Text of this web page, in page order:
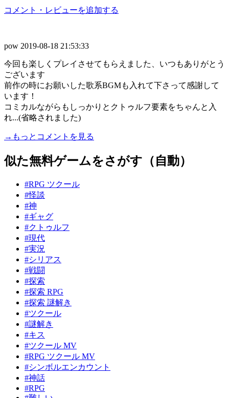
コメント・レビューを追加する
pow 2019-08-18 21:53:33
今回も楽しくプレイさせてもらえました、いつもありがとう
ございます
前作の時にお願いした歌系BGMも入れて下さって感謝して
います！
コミカルながらもしっかりとクトゥルフ要素をちゃんと入
れ...(省略されました)
→もっとコメントを見る
似た無料ゲームをさがす（自動）
#RPG ツクール
#怪談
#神
#ギャグ
#クトゥルフ
#現代
#実況
#シリアス
#戦闘
#探索
#探索 RPG
#探索 謎解き
#ツクール
#謎解き
#キス
#ツクール MV
#RPG ツクール MV
#シンボルエンカウント
#神話
#RPG